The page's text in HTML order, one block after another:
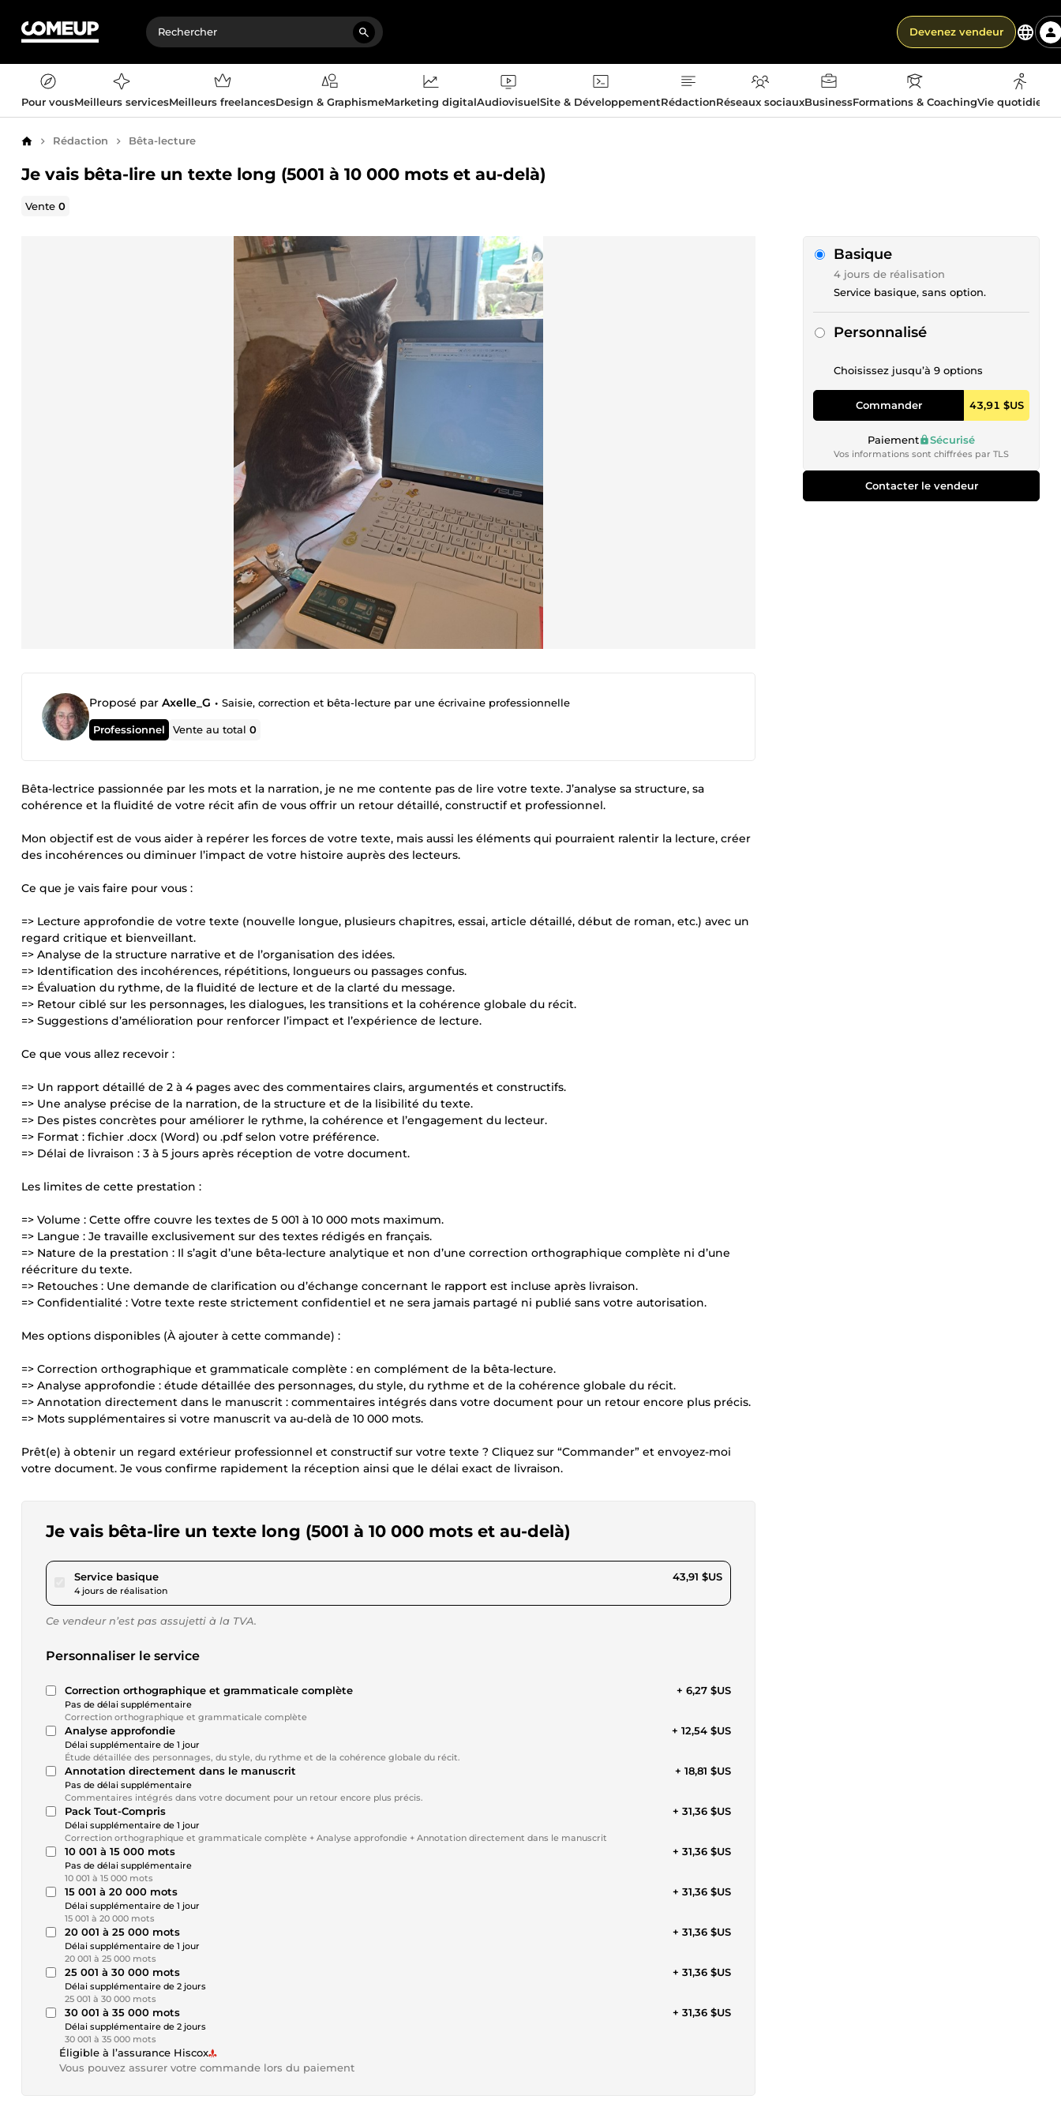
Devenez vendeur
Pour vousMeilleurs servicesMeilleurs freelancesDesign & GraphismeMarketing digitalAudiovisuelSite & DéveloppementRédactionRéseaux sociauxBusinessFormations & CoachingVie
AccueilRédaction Bêta-lecture
Je vais bêta-lire un texte long (5001 à 10 000 mots et au-delà)
Vente0
Proposé par Axelle_G • Saisie, correction et bêta-lecture par une écrivaine professionnelle
Professionnel Vente au total0
Bêta-lectrice passionnée par les mots et la narration, je ne me contente pas de lire votre texte. J’analyse sa structure, sa
cohérence et la fluidité de votre récit afin de vous offrir un retour détaillé, constructif et professionnel.
Mon objectif est de vous aider à repérer les forces de votre texte, mais aussi les éléments qui pourraient ralentir la lecture, créer
des incohérences ou diminuer l’impact de votre histoire auprès des lecteurs.
Ce que je vais faire pour vous :
=> Lecture approfondie de votre texte (nouvelle longue, plusieurs chapitres, essai, article détaillé, début de roman, etc.) avec un
regard critique et bienveillant.
=> Analyse de la structure narrative et de l’organisation des idées.
=> Identification des incohérences, répétitions, longueurs ou passages confus.
=> Évaluation du rythme, de la fluidité de lecture et de la clarté du message.
=> Retour ciblé sur les personnages, les dialogues, les transitions et la cohérence globale du récit.
=> Suggestions d’amélioration pour renforcer l’impact et l’expérience de lecture.
Ce que vous allez recevoir :
=> Un rapport détaillé de 2 à 4 pages avec des commentaires clairs, argumentés et constructifs.
=> Une analyse précise de la narration, de la structure et de la lisibilité du texte.
=> Des pistes concrètes pour améliorer le rythme, la cohérence et l’engagement du lecteur.
=> Format : fichier .docx (Word) ou .pdf selon votre préférence.
=> Délai de livraison : 3 à 5 jours après réception de votre document.
Les limites de cette prestation :
=> Volume : Cette offre couvre les textes de 5 001 à 10 000 mots maximum.
=> Langue : Je travaille exclusivement sur des textes rédigés en français.
=> Nature de la prestation : Il s’agit d’une bêta-lecture analytique et non d’une correction orthographique complète ni d’une
réécriture du texte.
=> Retouches : Une demande de clarification ou d’échange concernant le rapport est incluse après livraison.
=> Confidentialité : Votre texte reste strictement confidentiel et ne sera jamais partagé ni publié sans votre autorisation.
Mes options disponibles (À ajouter à cette commande) :
=> Correction orthographique et grammaticale complète : en complément de la bêta-lecture.
=> Analyse approfondie : étude détaillée des personnages, du style, du rythme et de la cohérence globale du récit.
=> Annotation directement dans le manuscrit : commentaires intégrés dans votre document pour un retour encore plus précis.
=> Mots supplémentaires si votre manuscrit va au-delà de 10 000 mots.
Prêt(e) à obtenir un regard extérieur professionnel et constructif sur votre texte ? Cliquez sur “Commander” et envoyez-moi
votre document. Je vous confirme rapidement la réception ainsi que le délai exact de livraison.
Je vais bêta-lire un texte long (5001 à 10 000 mots et au-delà)
Service basiquepour 40,46 $US
4 jours de réalisation
43,91 $US
Ce vendeur n’est pas assujetti à la TVA.
Personnaliser le service
Correction orthographique et grammaticale complète
Pas de délai supplémentaire
Correction orthographique et grammaticale complète
+ 6,27 $US
Analyse approfondie
Délai supplémentaire de 1 jour
Étude détaillée des personnages, du style, du rythme et de la cohérence globale du récit.
+ 12,54 $US
Annotation directement dans le manuscrit
Pas de délai supplémentaire
Commentaires intégrés dans votre document pour un retour encore plus précis.
+ 18,81 $US
Pack Tout-Compris
Délai supplémentaire de 1 jour
Correction orthographique et grammaticale complète + Analyse approfondie + Annotation directement dans le manuscrit
+ 31,36 $US
10 001 à 15 000 mots
Pas de délai supplémentaire
10 001 à 15 000 mots
+ 31,36 $US
15 001 à 20 000 mots
Délai supplémentaire de 1 jour
15 001 à 20 000 mots
+ 31,36 $US
20 001 à 25 000 mots
Délai supplémentaire de 1 jour
20 001 à 25 000 mots
+ 31,36 $US
25 001 à 30 000 mots
Délai supplémentaire de 2 jours
25 001 à 30 000 mots
+ 31,36 $US
30 001 à 35 000 mots
Délai supplémentaire de 2 jours
30 001 à 35 000 mots
+ 31,36 $US
Éligible à l’assurance Hiscox
Vous pouvez assurer votre commande lors du paiement
Basique
4 jours de réalisation
Service basique, sans option.
Personnalisé
Choisissez jusqu’à 9 options
Commander 43,91 $US
Paiement Sécurisé
Vos informations sont chiffrées par TLS
Contacter le vendeur